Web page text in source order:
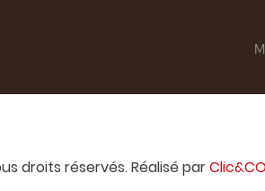
droits réservés. Réalisé par